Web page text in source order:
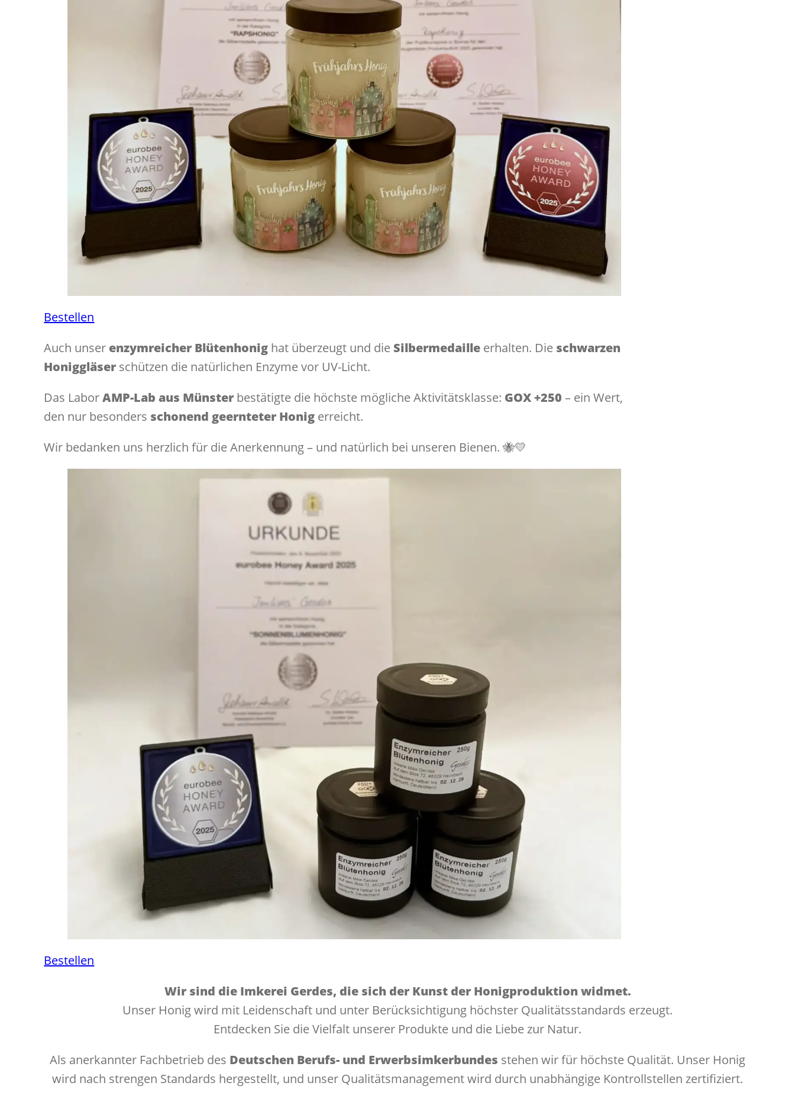
Bestellen
Auch unser enzymreicher Blütenhonig hat überzeugt und die Silbermedaille erhalten. Die schwarzen
Honiggläser schützen die natürlichen Enzyme vor UV-Licht.
Das LaborAMP-Lab aus Münster bestätigte die höchste mögliche Aktivitätsklasse: GOX +250 – ein Wert,
den nur besonders schonend geernteter Honig erreicht.
Wir bedanken uns herzlich für die Anerkennung – und natürlich bei unseren Bienen. 🐝💛
Bestellen
Wir sind die Imkerei Gerdes, die sich der Kunst der Honigproduktion widmet.
Unser Honig wird mit Leidenschaft und unter Berücksichtigung höchster Qualitätsstandards erzeugt.
Entdecken Sie die Vielfalt unserer Produkte und die Liebe zur Natur.
Als anerkannter Fachbetrieb des Deutschen Berufs- und Erwerbsimkerbundes stehen wir für höchste Qualität. Unser Honig
wird nach strengen Standards hergestellt, und unser Qualitätsmanagement wird durch unabhängige Kontrollstellen zertifiziert.